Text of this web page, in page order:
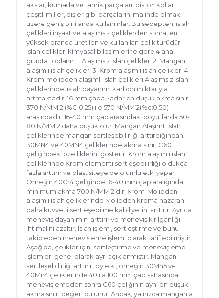
akslar, kumada ve tahrik parçaları, piston kolları,
çeşitli miller, dişler gibi parçaların imalinde olmak
üzere geniş bir ilanda kullanılırlar. Bu sebepten, ıslah
çelikleri inşaat ve alaşımsız çeliklerden sonra, en
yüksek oranda üretilen ve kullanılan çelik türüdür.
Islah çelikleri kimyasal bileşimlerine göre 4 ana
grupta toplanır. 1. Alaşımsız ıslah çelikleri 2. Mangan
alaşımlı ıslah çelikleri 3. Krom alaşımlı ıslah çelikleri 4.
Krom-molibden alaşımlı ıslah çelikleri Alaşımsız ıslah
çeliklerinde, ıslah dayanımı karbon miktarıyla
artmaktadır. 16 mm çapa kadar en düşük akma sınırı
370 N/MM’2 (%C:0,25) ile 570 N/MM’2(%c:0,50)
arasındadır. 16-40 mm çap arasındaki boyutlarda 50-
80 N/MM’2 daha düşük olur. Mangan Alaşımlı Islah
çeliklerinde mangan sertleşebilirliği arttırdığından
30MN4 ve 40MN4 çeliklerinde akma sınırı C60
çeliğindeki özelliklerini gösterir. Krom alaşımlı ıslah
çeliklerinde Krom elementi sertleşebilirliği oldukça
fazla arttırır ve plastisiteye de olumlu etki yapar.
Örneğin 40Cr4 çeliğinde 16-40 mm çap aralığında
minimum akma 700 N/MM’2 dir. Krom-Molibden
alaşımlı Islah çeliklerinde Molibden kroma nazaran
daha kuvvetli sertleşebilme kabiliyetini arttırır. Ayrıca
meneviş dayanımını arttırır ve meneviş kırılganlığı
ihtimalini azaltır. Islah işlemi, sertleştirme ve bunu
takip eden menevişleme işlemi olarak tarif edilmiştir.
Aşağıda, çelikler için, sertleştirme ve menevişleme
işlemleri genel olarak ayrı açıklanmıştır. Mangan
sertleşebilirliği arttırır, öyle ki, örneğin 30Mn5 ve
40Mn4 çeliklerinde 40 ila 100 mm çap sahasında
menevişlemeden sonra C60 çeliğinin aynı en düşük
akma sınırı değeri bulunur. Ancak, yalnızca manganla